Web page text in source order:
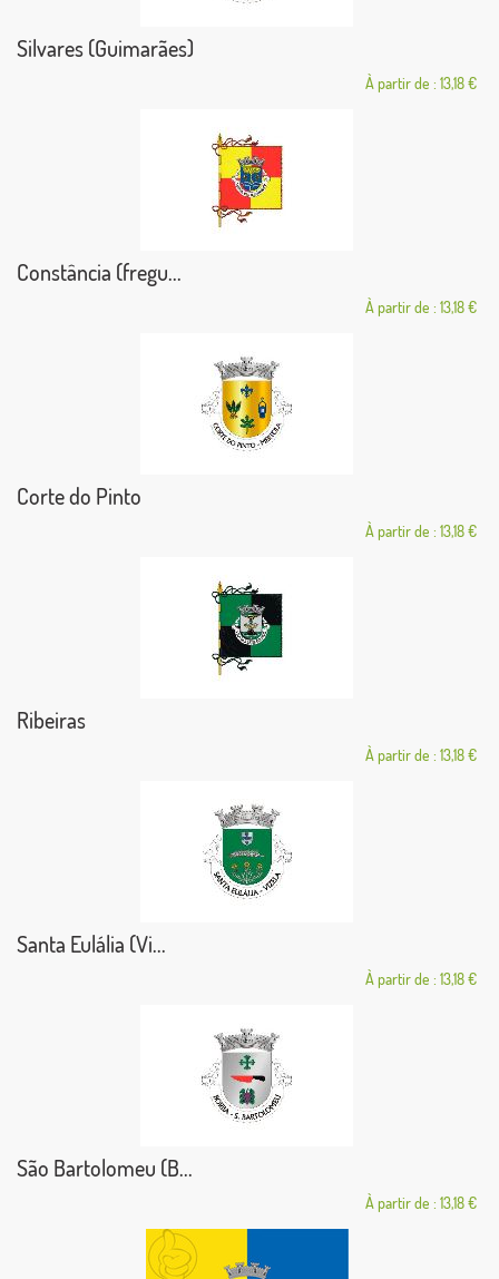
Silvares (Guimarães)
À partir de : 13,18 €
Constância (fregu...
À partir de : 13,18 €
Corte do Pinto
À partir de : 13,18 €
Ribeiras
À partir de : 13,18 €
Santa Eulália (Vi...
À partir de : 13,18 €
São Bartolomeu (B...
À partir de : 13,18 €